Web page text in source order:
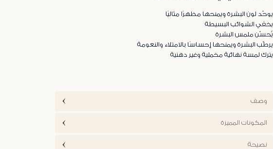
يوحّد لون البشرة ويمنحها مظهرًا مثاليًا
يخفي الشوائب البسيطة
يُحسّن ملمس البشرة
يرطّب البشرة ويمنحها إحساسًا بالامتلاء والنعومة
يترك لمسة نهائية مخملية وغير دهنية
وصف
المكونات المميزة
نصيحة